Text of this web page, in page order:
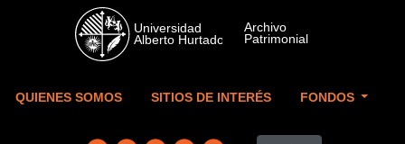
Skip to main content
QUIENES SOMOS SITIOS DE INTERÉS FONDOS